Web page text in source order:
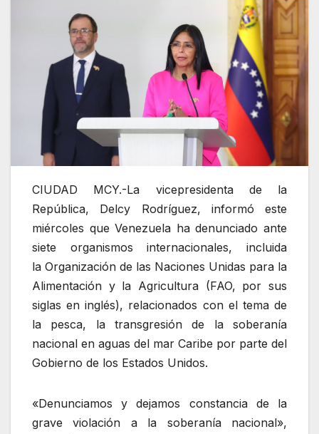
CIUDAD MCY.-La vicepresidenta de la
República, Delcy Rodríguez, informó este
miércoles que Venezuela ha denunciado ante
siete organismos internacionales, incluida
la Organización de las Naciones Unidas para la
Alimentación y la Agricultura (FAO, por sus
siglas en inglés), relacionados con el tema de
la pesca, la transgresión de la soberanía
nacional en aguas del mar Caribe por parte del
Gobierno de los Estados Unidos.
«Denunciamos y dejamos constancia de la
grave violación a la soberanía nacional»,